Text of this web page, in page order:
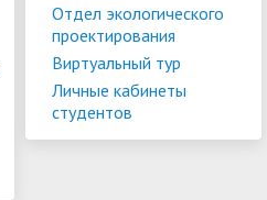
Отдел экологического
проектирования
Виртуальный тур
Личные кабинеты
студентов